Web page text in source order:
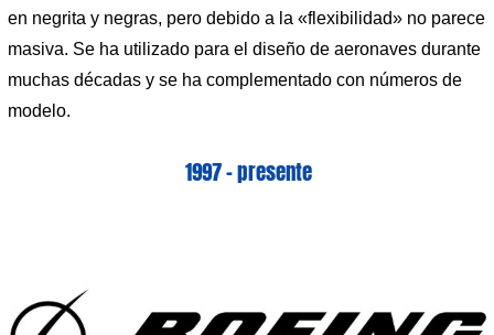
en negrita y negras, pero debido a la «flexibilidad» no parece
masiva. Se ha utilizado para el diseño de aeronaves durante
muchas décadas y se ha complementado con números de
modelo.
1997 – presente